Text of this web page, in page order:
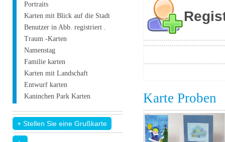
Portraits
Karten mit Blick auf die Stadt
Benutzer in Abb. registriert .
Traum -Karten
Namenstag
Familie karten
Karten mit Landschaft
Entwurf karten
Kaninchen Park Karten
Karte Proben